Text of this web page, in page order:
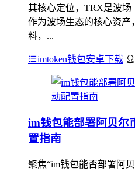
其核心定位，TRX是波场
作为波场生态的核心资产
料，...
imtoken钱包安卓下载
im钱包能部署阿贝尔
置指南
聚焦“im钱包能否部署阿